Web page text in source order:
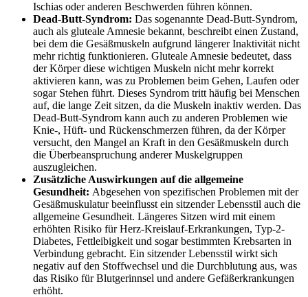
Ischias oder anderen Beschwerden führen können.
Dead-Butt-Syndrom: Das sogenannte Dead-Butt-Syndrom,
auch als gluteale Amnesie bekannt, beschreibt einen Zustand,
bei dem die Gesäßmuskeln aufgrund längerer Inaktivität nicht
mehr richtig funktionieren. Gluteale Amnesie bedeutet, dass
der Körper diese wichtigen Muskeln nicht mehr korrekt
aktivieren kann, was zu Problemen beim Gehen, Laufen oder
sogar Stehen führt. Dieses Syndrom tritt häufig bei Menschen
auf, die lange Zeit sitzen, da die Muskeln inaktiv werden. Das
Dead-Butt-Syndrom kann auch zu anderen Problemen wie
Knie-, Hüft- und Rückenschmerzen führen, da der Körper
versucht, den Mangel an Kraft in den Gesäßmuskeln durch
die Überbeanspruchung anderer Muskelgruppen
auszugleichen.
Zusätzliche Auswirkungen auf die allgemeine
Gesundheit: Abgesehen von spezifischen Problemen mit der
Gesäßmuskulatur beeinflusst ein sitzender Lebensstil auch die
allgemeine Gesundheit. Längeres Sitzen wird mit einem
erhöhten Risiko für Herz-Kreislauf-Erkrankungen, Typ-2-
Diabetes, Fettleibigkeit und sogar bestimmten Krebsarten in
Verbindung gebracht. Ein sitzender Lebensstil wirkt sich
negativ auf den Stoffwechsel und die Durchblutung aus, was
das Risiko für Blutgerinnsel und andere Gefäßerkrankungen
erhöht.